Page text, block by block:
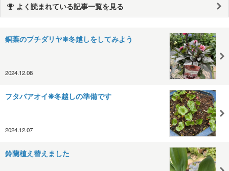
よく読まれている記事一覧を見る
銅葉のプチダリヤ❋冬越しをしてみよう
2024.12.08
フタバアオイ❋冬越しの準備です
2024.12.07
鈴蘭植え替えました